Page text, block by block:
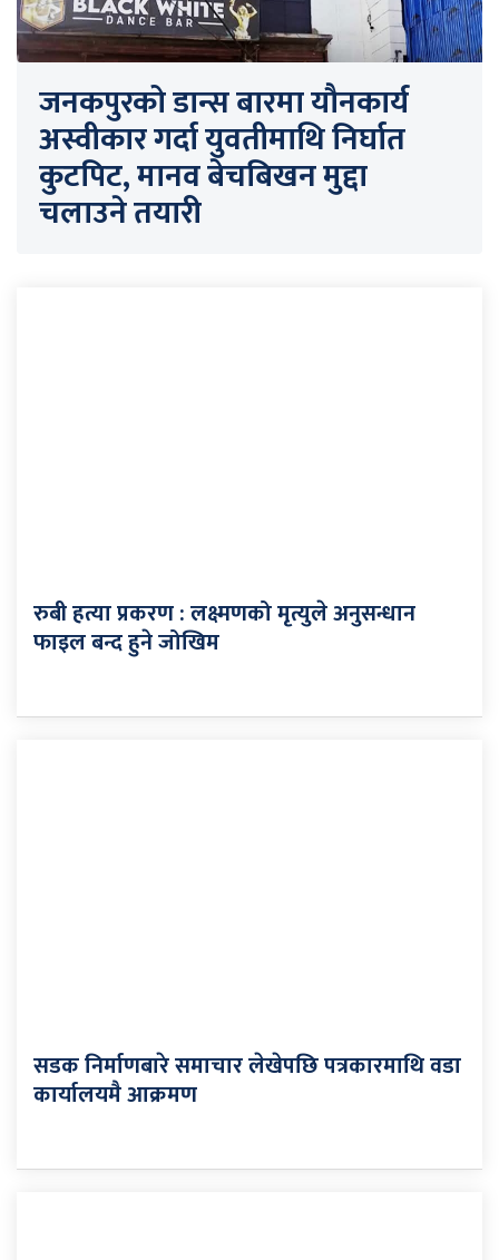
जनकपुरको डान्स बारमा यौनकार्य
अस्वीकार गर्दा युवतीमाथि निर्घात
कुटपिट, मानव बेचबिखन मुद्दा
चलाउने तयारी
रुबी हत्या प्रकरण : लक्ष्मणको मृत्युले अनुसन्धान
फाइल बन्द हुने जोखिम
सडक निर्माणबारे समाचार लेखेपछि पत्रकारमाथि वडा
कार्यालयमै आक्रमण